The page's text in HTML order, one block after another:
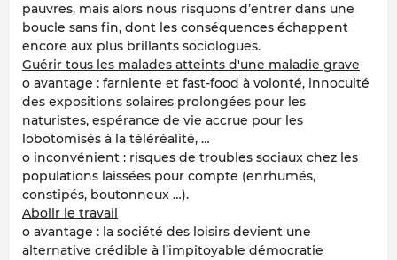
pauvres, mais alors nous risquons d’entrer dans une
boucle sans fin, dont les conséquences échappent
encore aux plus brillants sociologues.
Guérir tous les malades atteints d'une maladie grave
o avantage : farniente et fast-food à volonté, innocuité
des expositions solaires prolongées pour les
naturistes, espérance de vie accrue pour les
lobotomisés à la téléréalité, …
o inconvénient : risques de troubles sociaux chez les
populations laissées pour compte (enrhumés,
constipés, boutonneux …).
Abolir le travail
o avantage : la société des loisirs devient une
alternative crédible à l’impitoyable démocratie